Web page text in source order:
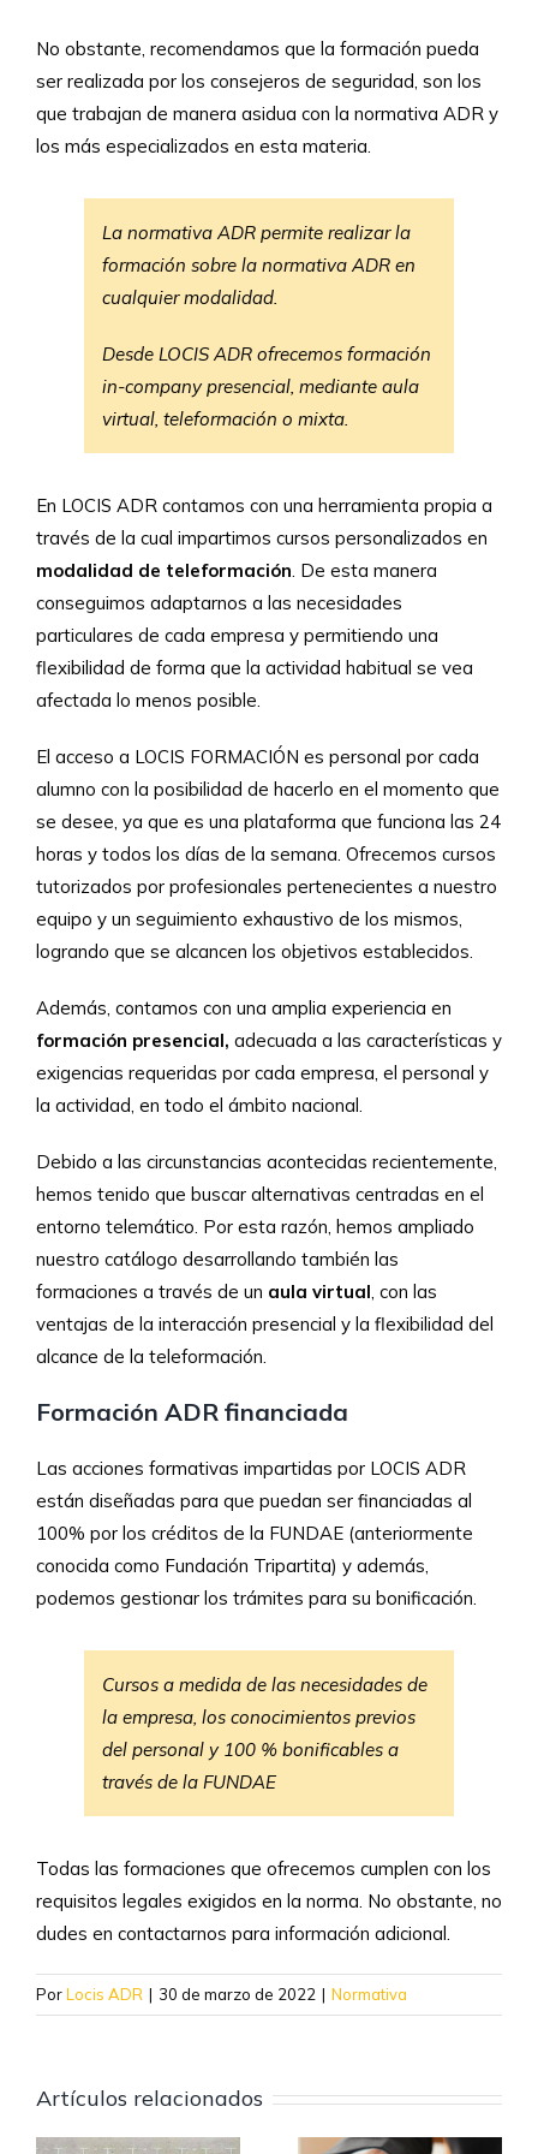
No obstante, recomendamos que la formación pueda
ser realizada por los consejeros de seguridad, son los
que trabajan de manera asidua con la normativa ADR y
los más especializados en esta materia.
La normativa ADR permite realizar la
formación sobre la normativa ADR en
cualquier modalidad.
Desde LOCIS ADR ofrecemos formación
in-company presencial, mediante aula
virtual, teleformación o mixta.
En LOCIS ADR contamos con una herramienta propia a
través de la cual impartimos cursos personalizados en
modalidad de teleformación. De esta manera
conseguimos adaptarnos a las necesidades
particulares de cada empresa y permitiendo una
flexibilidad de forma que la actividad habitual se vea
afectada lo menos posible.
El acceso a LOCIS FORMACIÓN es personal por cada
alumno con la posibilidad de hacerlo en el momento que
se desee, ya que es una plataforma que funciona las 24
horas y todos los días de la semana. Ofrecemos cursos
tutorizados por profesionales pertenecientes a nuestro
equipo y un seguimiento exhaustivo de los mismos,
logrando que se alcancen los objetivos establecidos.
Además, contamos con una amplia experiencia en
formación presencial, adecuada a las características y
exigencias requeridas por cada empresa, el personal y
la actividad, en todo el ámbito nacional.
Debido a las circunstancias acontecidas recientemente,
hemos tenido que buscar alternativas centradas en el
entorno telemático. Por esta razón, hemos ampliado
nuestro catálogo desarrollando también las
formaciones a través de un aula virtual, con las
ventajas de la interacción presencial y la flexibilidad del
alcance de la teleformación.
Formación ADR financiada
Las acciones formativas impartidas por LOCIS ADR
están diseñadas para que puedan ser financiadas al
100% por los créditos de la FUNDAE (anteriormente
conocida como Fundación Tripartita) y además,
podemos gestionar los trámites para su bonificación.
Cursos a medida de las necesidades de
la empresa, los conocimientos previos
del personal y 100 % bonificables a
través de la FUNDAE
Todas las formaciones que ofrecemos cumplen con los
requisitos legales exigidos en la norma. No obstante, no
dudes en contactarnos para información adicional.
PorLocis ADR | 30 de marzo de 2022 | Normativa
Artículos relacionados